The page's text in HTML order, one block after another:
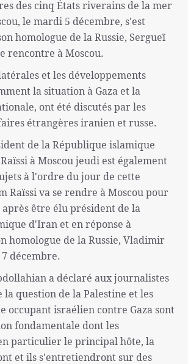
des cinq États riverains de la mer
le mardi 5 décembre, s'est
homologue de la Russie, Sergueï
rencontre à Moscou.
et les développements
la situation à Gaza et la
ont été discutés par les
étrangères iranien et russe.
de la République islamique
à Moscou jeudi est également
à l'ordre du jour de cette
Raïssi va se rendre à Moscou pour
être élu président de la
d'Iran et en réponse à
homologue de la Russie, Vladimir
décembre.
a déclaré aux journalistes
question de la Palestine et les
occupant israélien contre Gaza sont
fondamentale dont les
particulier le principal hôte, la
et ils s'entretiendront sur des